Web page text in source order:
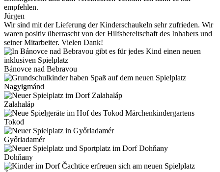
empfehlen.
Jürgen
Wir sind mit der Lieferung der Kinderschaukeln sehr zufrieden. Wir
waren positiv überrascht von der Hilfsbereitschaft des Inhabers und
seiner Mitarbeiter. Vielen Dank!
Bánovce nad Bebravou
Nagyigmánd
Zalahaláp
Tokod
Győrladamér
Dohňany